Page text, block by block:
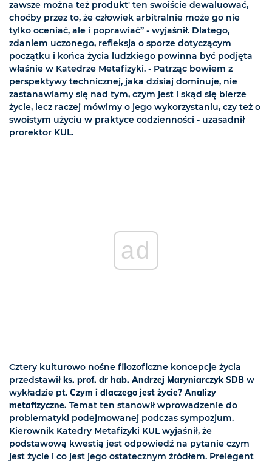
zawsze można też produkt' ten swoiście dewaluować,
choćby przez to, że człowiek arbitralnie może go nie
tylko oceniać, ale i poprawiać” - wyjaśnił. Dlatego,
zdaniem uczonego, refleksja o sporze dotyczącym
początku i końca życia ludzkiego powinna być podjęta
właśnie w Katedrze Metafizyki. - Patrząc bowiem z
perspektywy technicznej, jaka dzisiaj dominuje, nie
zastanawiamy się nad tym, czym jest i skąd się bierze
życie, lecz raczej mówimy o jego wykorzystaniu, czy też o
swoistym użyciu w praktyce codzienności - uzasadnił
prorektor KUL.
ad
Cztery kulturowo nośne filozoficzne koncepcje życia
przedstawił ks. prof. dr hab. Andrzej Maryniarczyk SDB w
wykładzie pt. Czym i dlaczego jest życie? Analizy
metafizyczne. Temat ten stanowił wprowadzenie do
problematyki podejmowanej podczas sympozjum.
Kierownik Katedry Metafizyki KUL wyjaśnił, że
podstawową kwestią jest odpowiedź na pytanie czym
jest życie i co jest jego ostatecznym źródłem. Prelegent